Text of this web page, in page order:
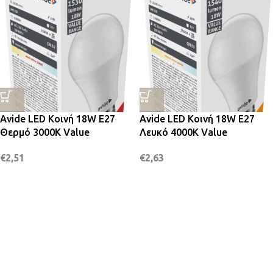
Avide LED Κοινή 18W E27
Θερμό 3000K Value
€2,51
Avide LED Κοινή 18W E27
Λευκό 4000K Value
€2,63